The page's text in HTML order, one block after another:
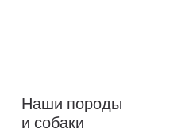
Наши породы
и собаки